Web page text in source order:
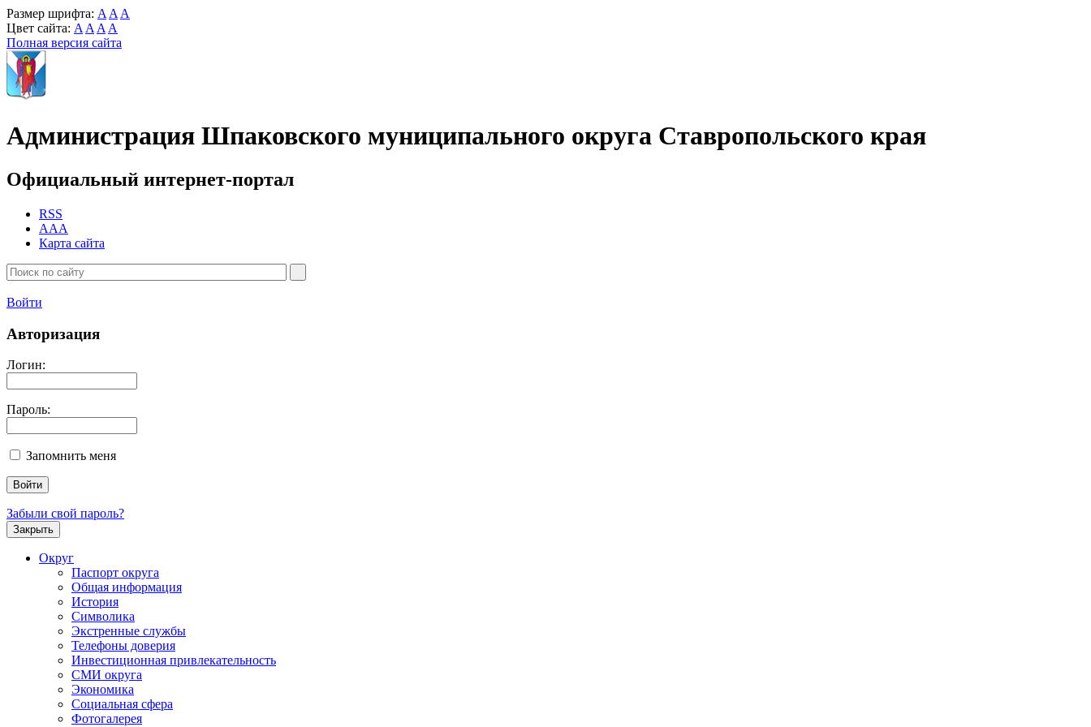
Размер шрифта: A A A
Цвет сайта: A A A A
Полная версия сайта
Администрация Шпаковского муниципального округа Ставропольского края
Официальный интернет-портал
RSS
AAA
Карта сайта
Войти
Авторизация
Логин:
Пароль:
Запомнить меня
Забыли свой пароль?
Закрыть
Округ
Паспорт округа
Общая информация
История
Символика
Экстренные службы
Телефоны доверия
Инвестиционная привлекательность
СМИ округа
Экономика
Социальная сфера
Фотогалерея